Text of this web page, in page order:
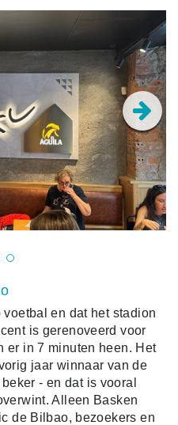
en dat het stadion
is gerenoveerd voor
er in 7 minuten heen. Het
jaar winnaar van de
- en dat is vooral
Alleen Basken
de Bilbao, bezoekers en